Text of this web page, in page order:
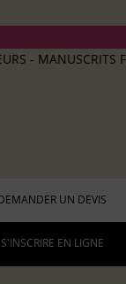
- MANUSCRITS
UN DEVIS
S'INSCRIRE EN LIGNE